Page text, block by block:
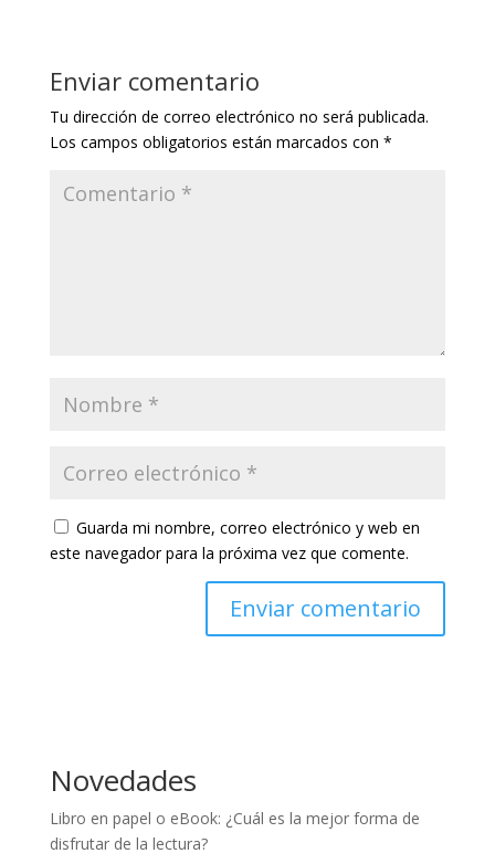
Enviar comentario
Tu dirección de correo electrónico no será publicada.
Los campos obligatorios están marcados con *
Guarda mi nombre, correo electrónico y web en
este navegador para la próxima vez que comente.
Novedades
Libro en papel o eBook: ¿Cuál es la mejor forma de
disfrutar de la lectura?